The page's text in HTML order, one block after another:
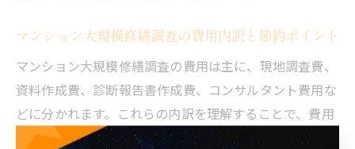
マンション大規模修繕調査の費用内訳と節約ポイント
マンション大規模修繕調査の費用は主に、現地調査費、
資料作成費、診断報告書作成費、コンサルタント費用な
どに分かれます。これらの内訳を理解することで、費用
の妥当性や節約ポイントを見極めやすくなります。